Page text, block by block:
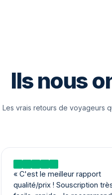
Ils nous
Les vrais retours de voyageurs
Lire sur Trustpilot
« C'est le meilleur rapport
qualité/prix ! Souscription